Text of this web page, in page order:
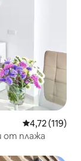
Средна
4,72 (119)
от плажа